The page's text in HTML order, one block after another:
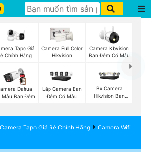
Tapo Giá
Chính Hãng
Camera Full Color
Hikvision
Camera Kbvision
Ban Đêm Có Màu
Dahua
Màu Ban Đêm
Lắp Camera Ban
Đêm Có Màu
Bộ Camera
Hikvision Ban
Camera Tapo Giá Rẻ Chính Hãng
Camera Wifi